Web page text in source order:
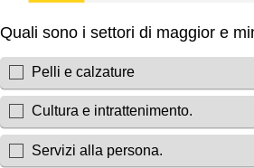
Quali sono i settori di maggior e
Pelli e calzature
Cultura e intrattenimento.
Servizi alla persona.